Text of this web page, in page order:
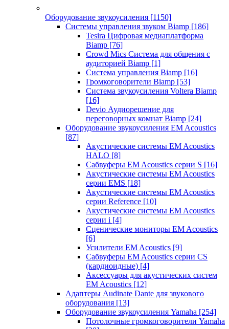
Оборудование звукоусиления [1150]
Системы управления звуком Biamp [186]
Tesira Цифровая медиаплатформа
Biamp [76]
Crowd Mics Система для общения с
аудиторией Biamp [1]
Система управления Biamp [16]
Громкоговорители Biamp [53]
Система звукоусиления Voltera Biamp
[16]
Devio Аудиорешение для
переговорных комнат Biamp [24]
Оборудование звукоусиления EM Acoustics
[87]
Акустические системы EM Acoustics
HALO [8]
Сабвуферы EM Acoustics серии S [16]
Акустические системы EM Acoustics
серии EMS [18]
Акустические системы EM Acoustics
серии Reference [10]
Акустические системы EM Acoustics
серии i [4]
Сценические мониторы EM Acoustics
[6]
Усилители EM Acoustics [9]
Сабвуферы EM Acoustics серии CS
(кардиоидные) [4]
Аксессуары для акустических систем
EM Acoustics [12]
Адаптеры Audinate Dante для звукового
оборудования [13]
Оборудование звукоусиления Yamaha [254]
Потолочные громкоговорители Yamaha